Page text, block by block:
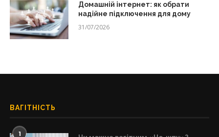
Домашній інтернет: як обрати
надійне підключення для дому
31/07/2026
ВАГІТНІСТЬ
1